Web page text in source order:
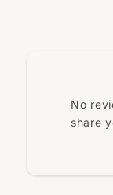
No
share